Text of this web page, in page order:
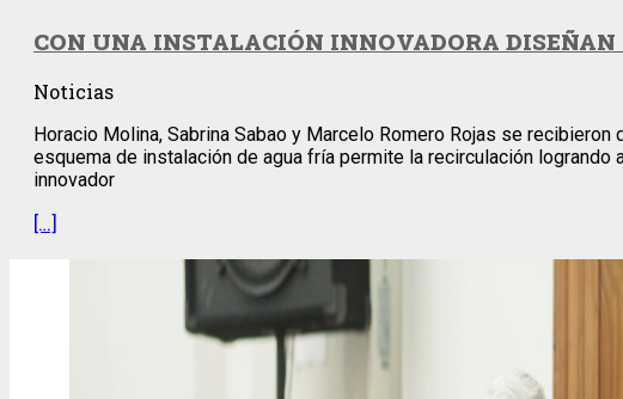
CON UNA INSTALACIÓN INNOVADORA
Noticias
Horacio Molina, Sabrina Sabao y Marcelo Romero Rojas se
esquema de instalación de agua fría permite la recirculación
innovador
[…]